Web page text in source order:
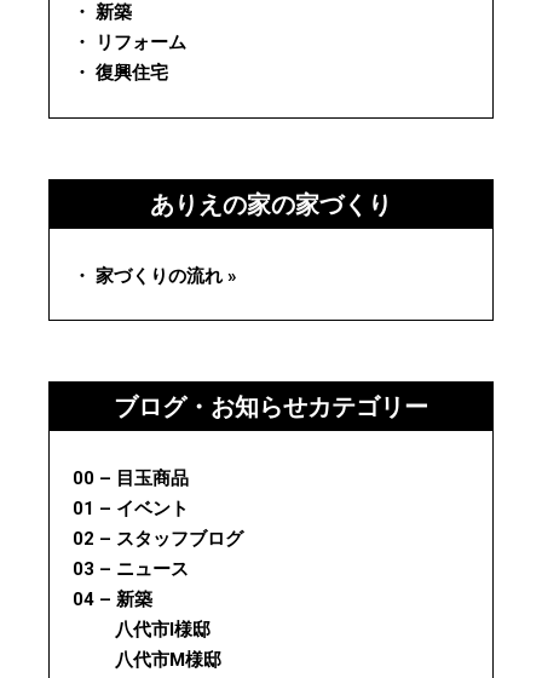
・ 新築
・ リフォーム
・ 復興住宅
ありえの家の家づくり
・ 家づくりの流れ »
ブログ・お知らせカテゴリー
00 – 目玉商品
01 – イベント
02 – スタッフブログ
03 – ニュース
04 – 新築
八代市I様邸
八代市M様邸